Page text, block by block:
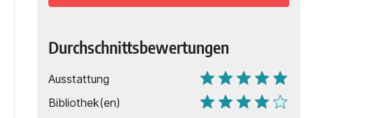
Durchschnittsbewertungen
Ausstattung
Bibliothek(en)